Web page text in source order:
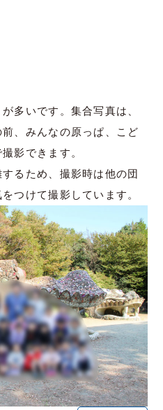
多いです。集合写真は、
、みんなの原っぱ、こど
影できます。
るため、撮影時は他の団
つけて撮影しています。